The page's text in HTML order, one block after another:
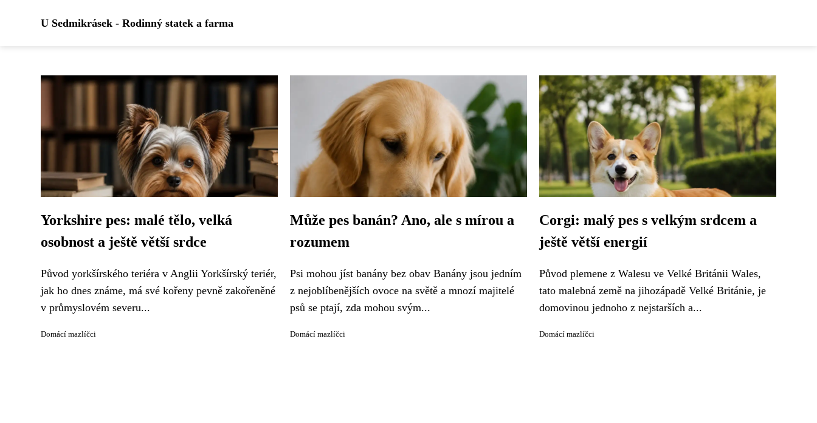
U Sedmikrásek - Rodinný statek a farma
Yorkshire pes: malé tělo, velká
osobnost a ještě větší srdce
Původ yorkšírského teriéra v Anglii Yorkšírský teriér,
jak ho dnes známe, má své kořeny pevně zakořeněné
v průmyslovém severu...
Domácí mazlíčci
Může pes banán? Ano, ale s mírou a
rozumem
Psi mohou jíst banány bez obav Banány jsou jedním
z nejoblíbenějších ovoce na světě a mnozí majitelé
psů se ptají, zda mohou svým...
Domácí mazlíčci
Corgi: malý pes s velkým srdcem a
ještě větší energií
Původ plemene z Walesu ve Velké Británii Wales,
tato malebná země na jihozápadě Velké Británie, je
domovinou jednoho z nejstarších a...
Domácí mazlíčci